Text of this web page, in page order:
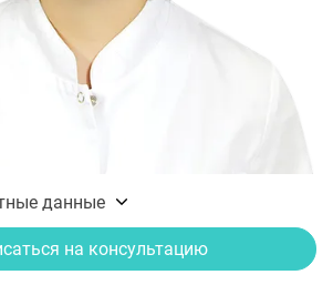
данные
на консультацию